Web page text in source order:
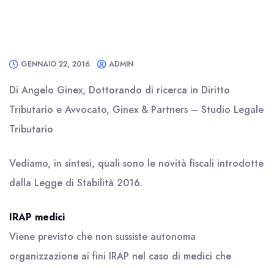
GENNAIO 22, 2016 ADMIN
Di Angelo Ginex, Dottorando di ricerca in Diritto
Tributario e Avvocato, Ginex & Partners – Studio Legale
Tributario
Vediamo, in sintesi, quali sono le novità fiscali introdotte
dalla Legge di Stabilità 2016.
IRAP medici
Viene previsto che non sussiste autonoma
organizzazione ai fini IRAP nel caso di medici che